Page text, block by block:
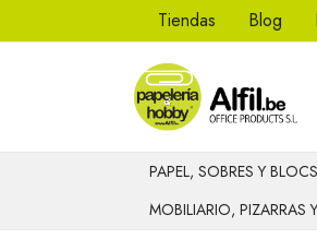
Tiendas Blog
PAPEL, SOBRES Y BLOCS
MOBILIARIO, PIZARRAS